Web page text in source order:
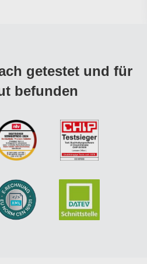
getestet und für
befunden